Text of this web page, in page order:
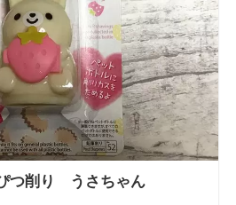
つ削り うさちゃん